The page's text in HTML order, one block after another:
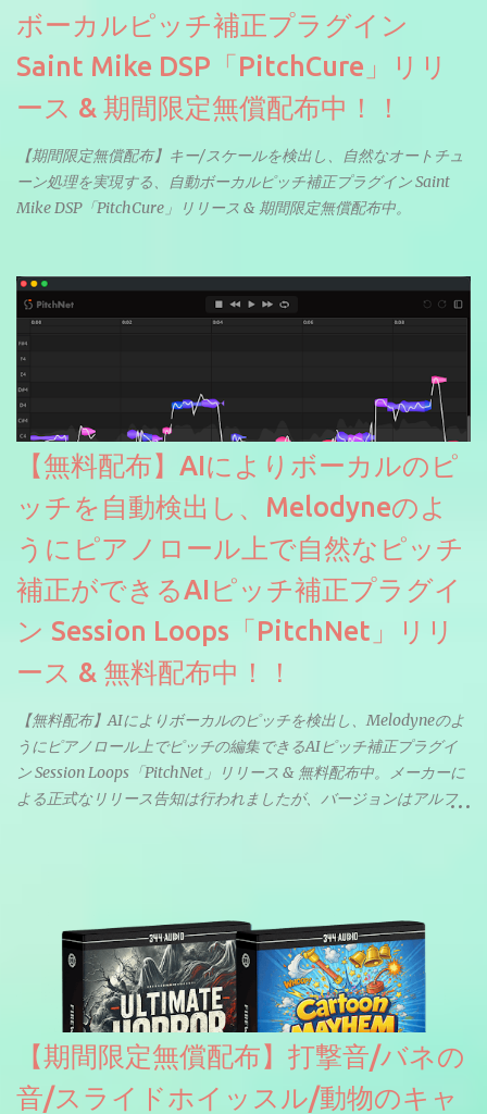
ボーカルピッチ補正プラグイン
Saint Mike DSP「PitchCure」リリ
ース & 期間限定無償配布中！！
【期間限定無償配布】キー/スケールを検出し、自然なオートチュ
ーン処理を実現する、自動ボーカルピッチ補正プラグイン Saint
Mike DSP「PitchCure」リリース & 期間限定無償配布中。
【無料配布】AIによりボーカルのピ
ッチを自動検出し、Melodyneのよ
うにピアノロール上で自然なピッチ
補正ができるAIピッチ補正プラグイ
ン Session Loops「PitchNet」リリ
ース & 無料配布中！！
【無料配布】AIによりボーカルのピッチを検出し、Melodyneのよ
うにピアノロール上でピッチの編集できるAIピッチ補正プラグイ
ン Session Loops「PitchNet」リリース & 無料配布中。メーカーに
よる正式なリリース告知は行われましたが、バージョンはアルフ
のあるDrumNetのメーカーです。調べたところによるとオープン
ソースを元に設計・改良した製品のようです。
【期間限定無償配布】打撃音/バネの
音/スライドホイッスル/動物のキャ